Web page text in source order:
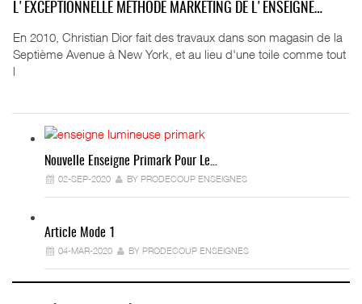
L'EXCEPTIONNELLE MÉTHODE MARKETING DE L'ENSEIGNE…
En 2010, Christian Dior fait des travaux dans son magasin de la
Septième Avenue à New York, et au lieu d'une toile comme tout
l
Nouvelle Enseigne Primark Pour Le…
02-SEP-2020 BY PRODECOUP ENSEIGNES
Article Mode 1
04-MAR-2020 BY PRODECOUP ENSEIGNES